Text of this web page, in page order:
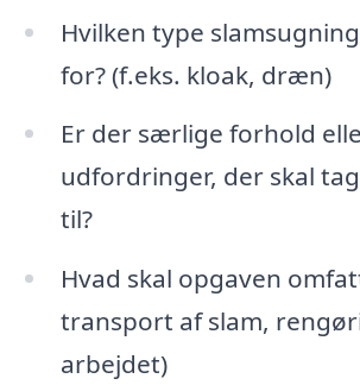
Hvilken type
for? (f.eks. kloak, dræn)
Er der særlige forhold
udfordringer, der skal
til?
Hvad skal opgaven
transport af slam,
arbejdet)